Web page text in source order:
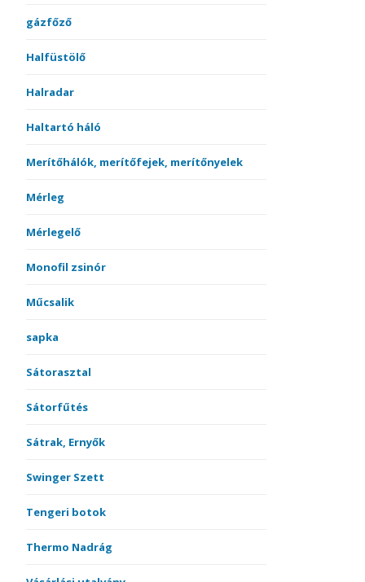
gázfőző
Halfüstölő
Halradar
Haltartó háló
Merítőhálók, merítőfejek, merítőnyelek
Mérleg
Mérlegelő
Monofil zsinór
Műcsalik
sapka
Sátorasztal
Sátorfűtés
Sátrak, Ernyők
Swinger Szett
Tengeri botok
Thermo Nadrág